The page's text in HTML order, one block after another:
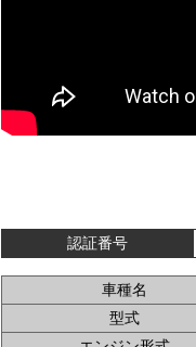
認証番号
車種名
型式